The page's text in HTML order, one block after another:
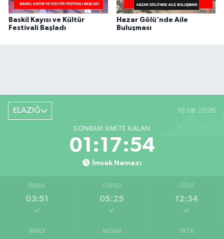
Baskil Kayısı ve Kültür
Festivali Başladı
Hazar Gölü'nde Aile
Buluşması
ELAZIĞ 10.08.2026
SONRAKI VAKTE KALAN
01:17:53
İmsak Namazı
İMSAK
03:51
GÜNEŞ
05:25
ÖĞLE
12:34
İKINDI AKŞAM YATSI